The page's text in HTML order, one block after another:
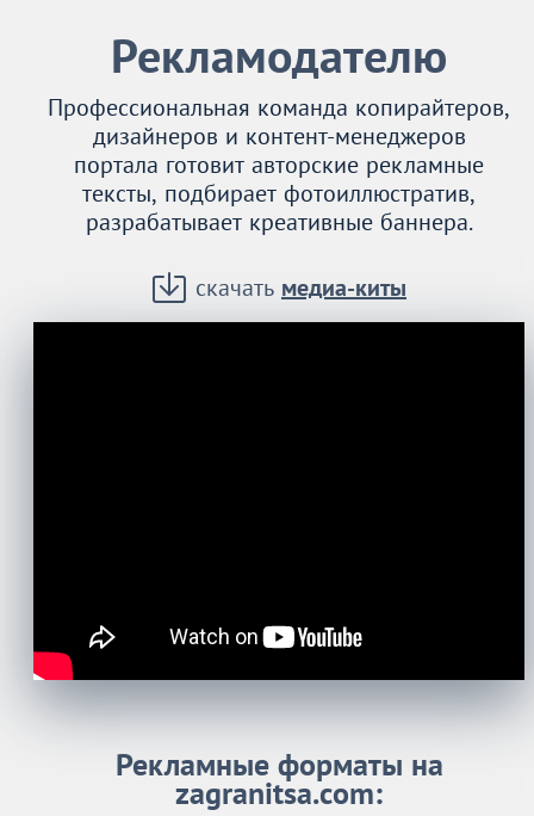
Рекламодателю
Профессиональная команда копирайтеров,
дизайнеров и контент-менеджеров
портала готовит авторские рекламные
тексты, подбирает фотоиллюстратив,
разрабатывает креативные баннера.
скачать медиа-киты
Рекламные форматы на
zagranitsa.com: